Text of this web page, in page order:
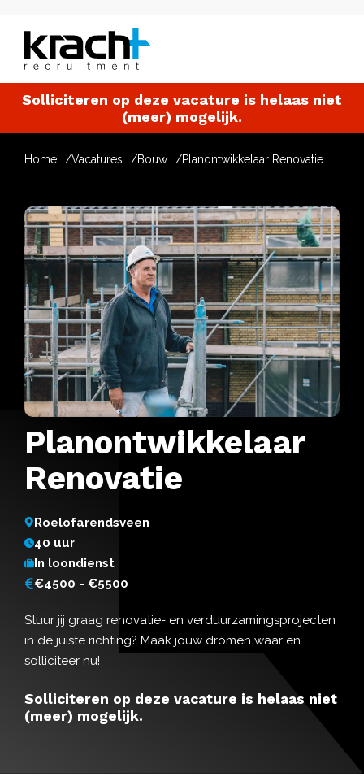
Solliciteren op deze vacature is helaas niet
(meer) mogelijk.
Home Vacatures Bouw Planontwikkelaar Renovatie
Planontwikkelaar
Renovatie
Roelofarendsveen
40 uur
In loondienst
€4500 - €5500
Stuur jij graag renovatie- en verduurzamingsprojecten
in de juiste richting? Maak jouw dromen waar en
solliciteer nu!
Solliciteren op deze vacature is helaas niet
(meer) mogelijk.